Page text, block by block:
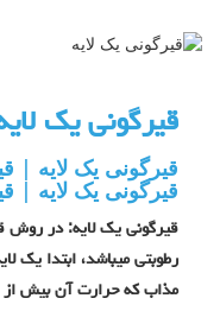
قیرگونی یک
قیرگونی یک لایه |
قیرگونی یک لایه |
قیرگونی یک لایه: در روش